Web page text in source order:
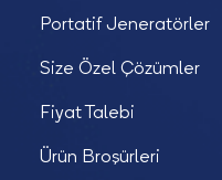
Portatif Jeneratörler
Size Özel Çözümler
Fiyat Talebi
Ürün Broşürleri